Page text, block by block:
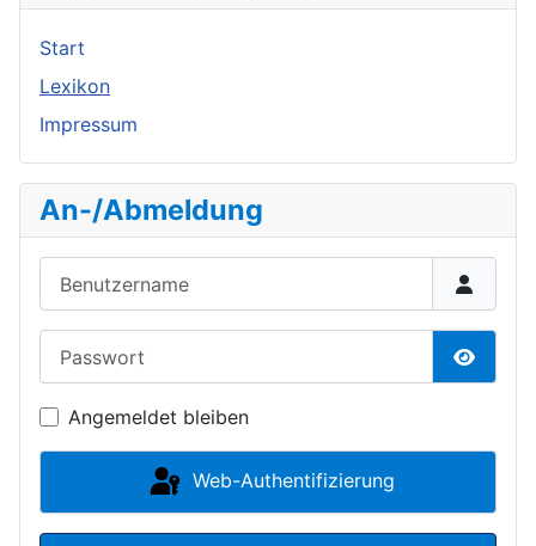
Start
Lexikon
Impressum
An-/Abmeldung
Angemeldet bleiben
Web-Authentifizierung